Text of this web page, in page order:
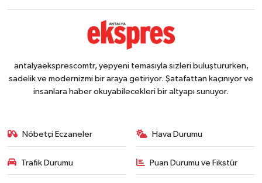
antalyaeksprescomtr, yepyeni temasıyla sizleri buluştururken,
sadelik ve modernizmi bir araya getiriyor. Şatafattan kaçınıyor ve
insanlara haber okuyabilecekleri bir altyapı sunuyor.
Nöbetçi Eczaneler Hava Durumu
Trafik Durumu Puan Durumu ve Fikstür